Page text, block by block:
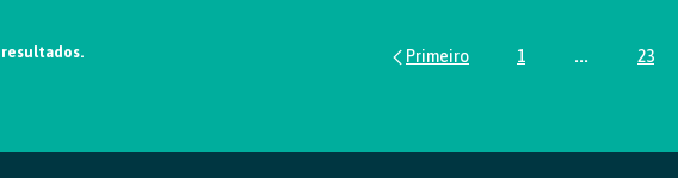
resultados.
Página
1 ...Páginas23